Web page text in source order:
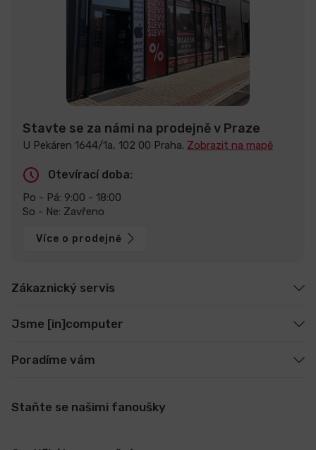
Stavte se za námi na prodejně v Praze
U Pekáren 1644/1a, 102 00 Praha. Zobrazit na mapě
Otevírací doba:
Po - Pá: 9:00 - 18:00
So - Ne: Zavřeno
Více o prodejně
Zákaznický servis
Jsme [in]computer
Poradíme vám
Staňte se našimi fanoušky